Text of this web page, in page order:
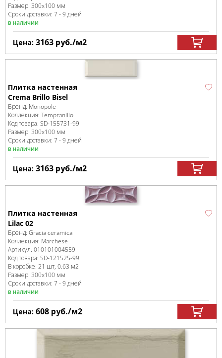
Размер: 300x100 мм
Сроки доставки: 7 - 9 дней
в наличии
Цена: 3163 руб./м2
Плитка настенная
Crema Brillo Bisel
Бренд: Monopole
Коллекция: Tempranillo
Код товара: SD-155731-99
Размер: 300x100 мм
Сроки доставки: 7 - 9 дней
в наличии
Цена: 3163 руб./м2
Плитка настенная
Lilac 02
Бренд: Gracia ceramica
Коллекция: Marchese
Артикул: 010101004559
Код товара: SD-121525-99
В коробке: 21 шт, 0.63 м2
Размер: 300x100 мм
Сроки доставки: 7 - 9 дней
в наличии
Цена: 608 руб./м2